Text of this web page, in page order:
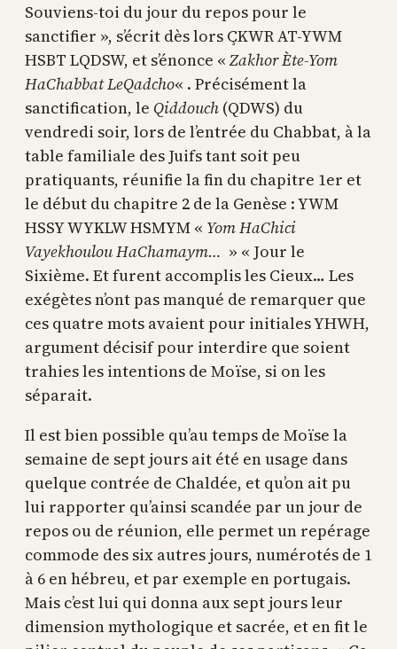
Souviens-toi du jour du repos pour le
sanctifier », s’écrit dès lors ÇKWR AT-YWM
HSBT LQDSW, et s’énonce « Zakhor Ète-Yom
HaChabbat LeQadcho« . Précisément la
sanctification, le Qiddouch (QDWS) du
vendredi soir, lors de l’entrée du Chabbat, à la
table familiale des Juifs tant soit peu
pratiquants, réunifie la fin du chapitre 1er et
le début du chapitre 2 de la Genèse : YWM
HSSY WYKLW HSMYM « Yom HaChici
Vayekhoulou HaChamaym… » « Jour le
Sixième. Et furent accomplis les Cieux… Les
exégètes n’ont pas manqué de remarquer que
ces quatre mots avaient pour initiales YHWH,
argument décisif pour interdire que soient
trahies les intentions de Moïse, si on les
séparait.
Il est bien possible qu’au temps de Moïse la
semaine de sept jours ait été en usage dans
quelque contrée de Chaldée, et qu’on ait pu
lui rapporter qu’ainsi scandée par un jour de
repos ou de réunion, elle permet un repérage
commode des six autres jours, numérotés de 1
à 6 en hébreu, et par exemple en portugais.
Mais c’est lui qui donna aux sept jours leur
dimension mythologique et sacrée, et en fit le